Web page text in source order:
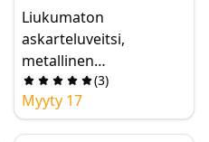
Liukumaton
askarteluveitsi,
metallinen
harrasteveitsi, värikäs
skalpelliveitsisetti #11
terillä, veistämiseen,
(3)
Myyty 17